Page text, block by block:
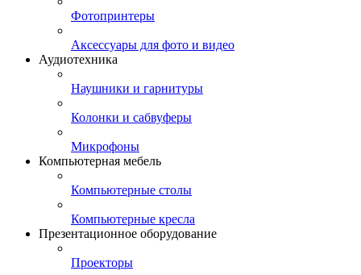
Фотопринтеры
Аксессуары для фото и видео
Аудиотехника
Наушники и гарнитуры
Колонки и сабвуферы
Микрофоны
Компьютерная мебель
Компьютерные столы
Компьютерные кресла
Презентационное оборудование
Проекторы